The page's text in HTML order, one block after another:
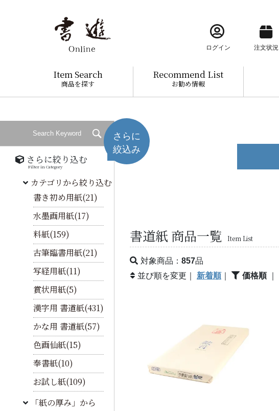
ログイン 注文状況
Item Search
商品を探す
Recommend List
お勧め情報
書道紙 商品一覧 Item List
対象商品： 857品
並び順を変更｜ 新着順｜ 価格順｜
さらに絞り込む
Filter in Category
さらに
絞込み
カテゴリから絞り込む
書き初め用紙(21)
水墨画用紙(17)
料紙(159)
古筆臨書用紙(21)
写経用紙(11)
賞状用紙(5)
漢字用 書道紙(431)
かな用 書道紙(57)
色画仙紙(15)
奉書紙(10)
お試し紙(109)
「紙の厚み」から